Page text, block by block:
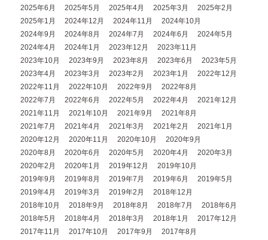
2025年6月
2025年5月 2025年4月 2025年3月
2025年2月
2025年1月
2024年12月 2024年11月
2024年10月
2024年9月
2024年8月 2024年7月 2024年6月
2024年5月
2024年4月
2024年1月 2023年12月
2023年11月
2023年10月
2023年9月 2023年8月 2023年6月
2023年5月
2023年4月
2023年3月 2023年2月 2023年1月
2022年12月
2022年11月
2022年10月 2022年9月
2022年8月
2022年7月
2022年6月 2022年5月 2022年4月
2021年12月
2021年11月
2021年10月 2021年9月
2021年8月
2021年7月
2021年4月 2021年3月 2021年2月
2021年1月
2020年12月
2020年11月 2020年10月
2020年9月
2020年8月
2020年6月 2020年5月 2020年4月
2020年3月
2020年2月
2020年1月 2019年12月
2019年10月
2019年9月
2019年8月 2019年7月 2019年6月
2019年5月
2019年4月
2019年3月 2019年2月
2018年12月
2018年10月
2018年9月 2018年8月 2018年7月
2018年6月
2018年5月
2018年4月 2018年3月 2018年1月
2017年12月
2017年11月
2017年10月 2017年9月
2017年8月